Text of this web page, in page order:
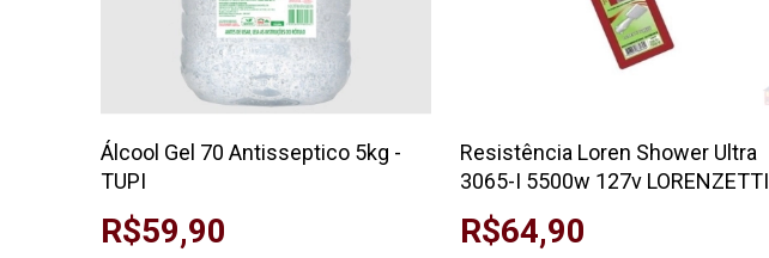
Álcool Gel 70 Antisseptico 5kg -
TUPI
R$59,90
Resistência Loren Shower Ultra
3065-I 5500w 127v LORENZETTI
R$64,90